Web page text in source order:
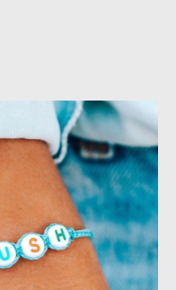
Items